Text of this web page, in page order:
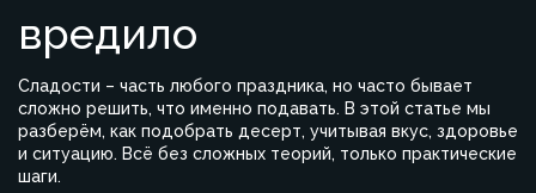
вредило
Сладости – часть любого праздника, но часто бывает
сложно решить, что именно подавать. В этой статье мы
разберём, как подобрать десерт, учитывая вкус, здоровье
и ситуацию. Всё без сложных теорий, только практические
шаги.